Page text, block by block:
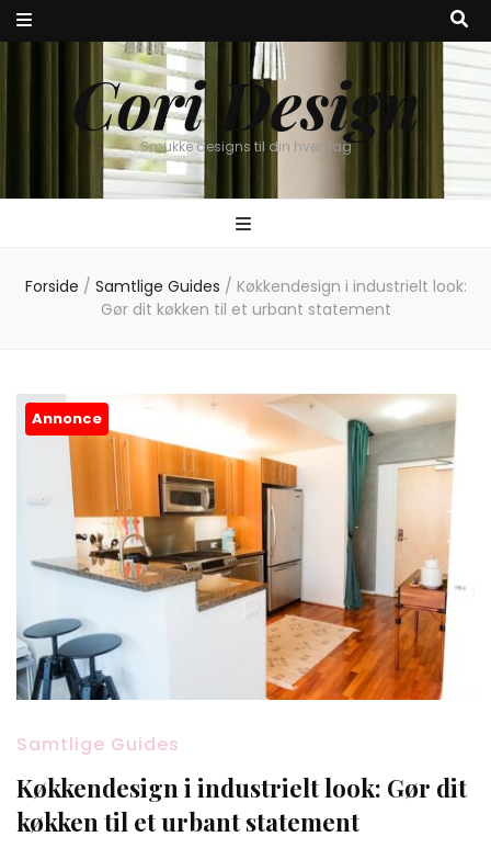
Cori Design
Smukke designs til din hverdag
Forside / Samtlige Guides / Køkkendesign i industrielt look:
Gør dit køkken til et urbant statement
Annonce
Samtlige Guides
Køkkendesign i industrielt look: Gør dit
køkken til et urbant statement